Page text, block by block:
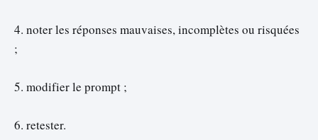
4. noter les réponses mauvaises, incomplètes ou risquées
;
5. modifier le prompt ;
6. retester.